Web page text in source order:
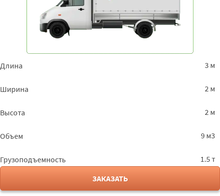
Длина 3 м
Ширина 2 м
Высота 2 м
Объем 9 м3
Грузоподъемность
1.5 т
ЗАКАЗАТЬ